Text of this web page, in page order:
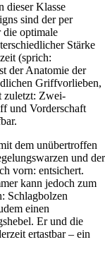
dieser Klasse
sind der per
die optimale
Stärke
(sprich:
der Anatomie der
Griffvorlieben,
zuletzt: Zwei-
und Vorderschaft
dem unübertroffen
und der
vorn: entsichert.
kann jedoch zum
Schlagbolzen
einen
Er und die
ertastbar – ein